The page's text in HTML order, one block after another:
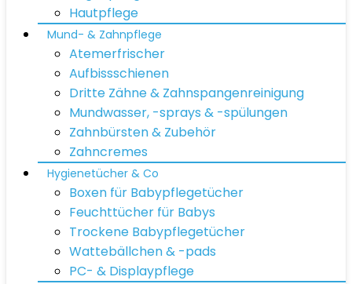
Hautpflege
Mund- & Zahnpflege
Atemerfrischer
Aufbissschienen
Dritte Zähne & Zahnspangenreinigung
Mundwasser, -sprays & -spülungen
Zahnbürsten & Zubehör
Zahncremes
Hygienetücher & Co
Boxen für Babypflegetücher
Feuchttücher für Babys
Trockene Babypflegetücher
Wattebällchen & -pads
PC- & Displaypflege